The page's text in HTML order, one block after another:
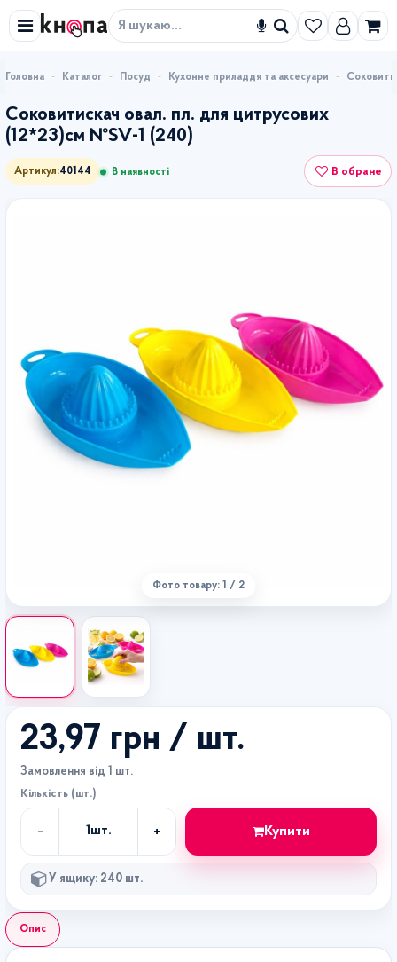
Знайти
Каталог Посуд Кухонне приладдя та аксесуари
Соковитискач овал. пл. для цитрусових
(12*23)см №SV-1 (240)
Артикул:40144 В наявності В обране
Фото товару: 1 / 2
Опис
23,97 грн / шт.
Замовлення від 1 шт.
Кількість (шт.)
- 1шт. + Купити
У ящику: 240 шт.